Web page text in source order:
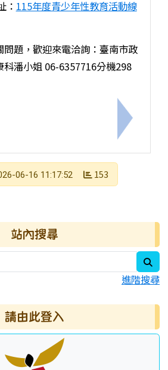
期末重要作息提醒，請家長留意放學
： 115年度青少年性教育活動線
問題，歡迎來電洽詢：臺南市政
科潘小姐 06-6357716分機298
下一筆：
06-16 11:17:52 153
站內搜尋
進階搜尋
請由此登入